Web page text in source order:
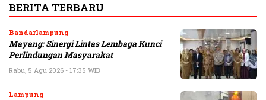
BERITA TERBARU
Bandarlampung
Mayang: Sinergi Lintas Lembaga Kunci
Perlindungan Masyarakat
Rabu, 5 Agu 2026 - 17:35 WIB
Lampung